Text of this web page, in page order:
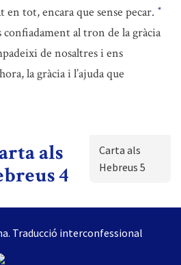
en tot, encara que sense pecar. *
al tron de la gràcia
de nosaltres i ens
la gràcia i l’ajuda que
als
4
Carta als
Hebreus 5
Traducció interconfessional